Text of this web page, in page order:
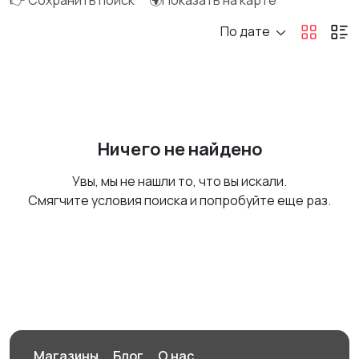
По дате
Ничего не найдено
Увы, мы не нашли то, что вы искали.
Смягчите условия поиска и попробуйте еще раз.